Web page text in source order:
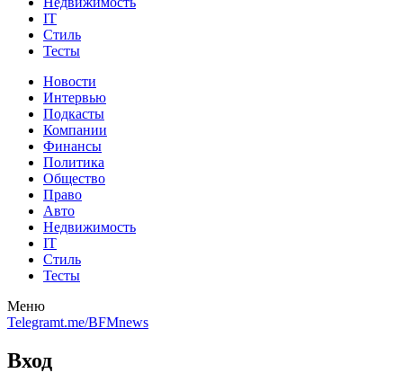
IT
Стиль
Тесты
Новости
Интервью
Подкасты
Компании
Финансы
Политика
Общество
Право
Авто
Недвижимость
IT
Стиль
Тесты
Меню
Telegramt.me/BFMnews
Вход